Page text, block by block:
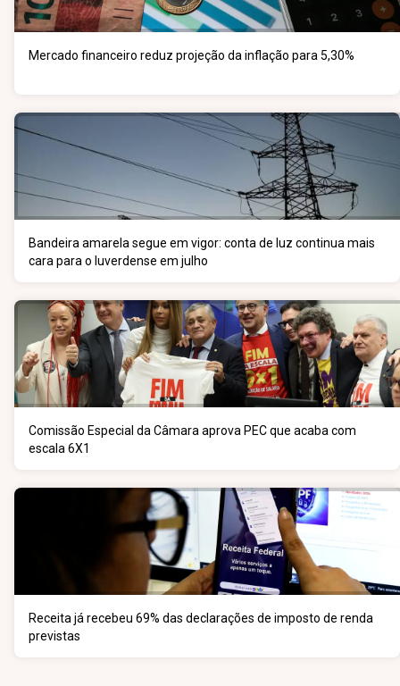
Mercado financeiro reduz projeção da inflação para 5,30%
Bandeira amarela segue em vigor: conta de luz continua mais
cara para o luverdense em julho
Comissão Especial da Câmara aprova PEC que acaba com
escala 6X1
Receita já recebeu 69% das declarações de imposto de renda
previstas